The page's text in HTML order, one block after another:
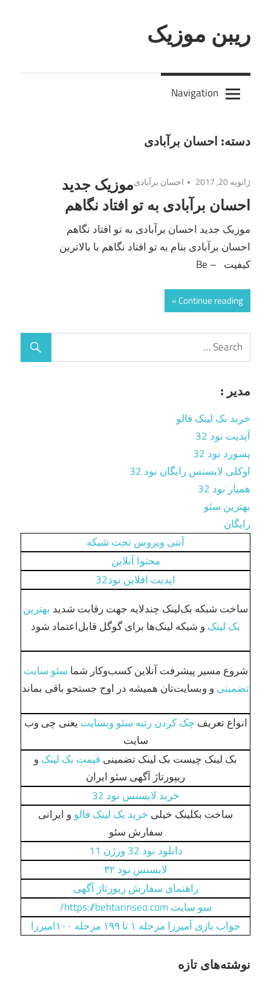
content
ریبن موزیک
mp3
جدید
Navigation
دسته: احسان برآبادی
ژانویه 20, 2017 احسان برآبادیموزیک جدید
احسان برآبادی به تو افتاد نگاهم
موزیک جدید احسان برآبادی به تو افتاد نگاهم
احسان برآبادی بنام به تو افتاد نگاهم با بالاترین
کیفیت – Be
Continue reading
مدیر :
خرید بک لینک فالو
آپدیت نود 32
پسورد نود 32
اوکلی لایسنس رایگان نود 32
همیار نود 32
بهترین سئو
رایگان
آنتی ویروس تحت شبکه
محتوا آنلاین
اپدیت افلاین نود32
ساخت شبکه بک‌لینک چندلایه جهت رقابت شدید بهترین
بک لینک و شبکه لینک‌ها برای گوگل قابل‌اعتماد شود
شروع مسیر پیشرفت آنلاین کسب‌وکار شما سئو سایت
تضمینی و وبسایت‌تان همیشه در اوج جستجو باقی بماند
انواع تعریف چک کردن رتبه سئو وبسایت یعنی چی وب
سایت
بک لینک چیست بک لینک تضمینی قیمت بک لینک و
ریپورتاژ آگهی سئو ایران
خرید لایسنس نود 32
ساخت بکلینک خیلی خرید بک لینک فالو و ایرانی
سفارش سئو
دانلود نود 32 ورژن 11
لایسنس نود ۳۲
راهنمای سفارش رپورتاژ آگهی
سو سایت https://behtarinseo.com/
جواب بازی آمیرزا مرحله ۱ تا ۱۹۹ مرحله ۱۰۰امیرزا
نوشته‌های تازه